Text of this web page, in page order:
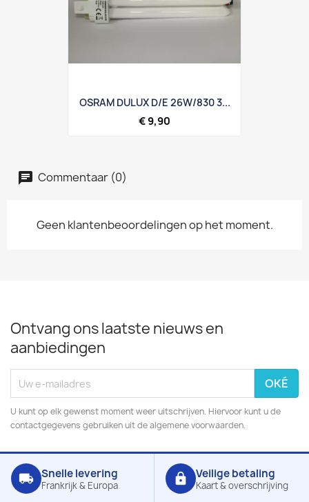
OSRAM DULUX D/E 26W/830 3...
€ 9,90
Commentaar (0)
Geen klantenbeoordelingen op het moment.
Ontvang ons laatste nieuws en
aanbiedingen
U kunt op elk gewenst moment weer uitschrijven. Hiervoor kunt u de
contactgegevens gebruiken uit de algemene voorwaarden.
local_shipping Snelle levering
Frankrijk & Europa lock Veilige betaling
Kaart & overschrijving